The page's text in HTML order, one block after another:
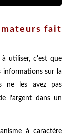
fait
utiliser, c'est que
informations sur la
ne les avez pas
l'argent dans un
à caractère